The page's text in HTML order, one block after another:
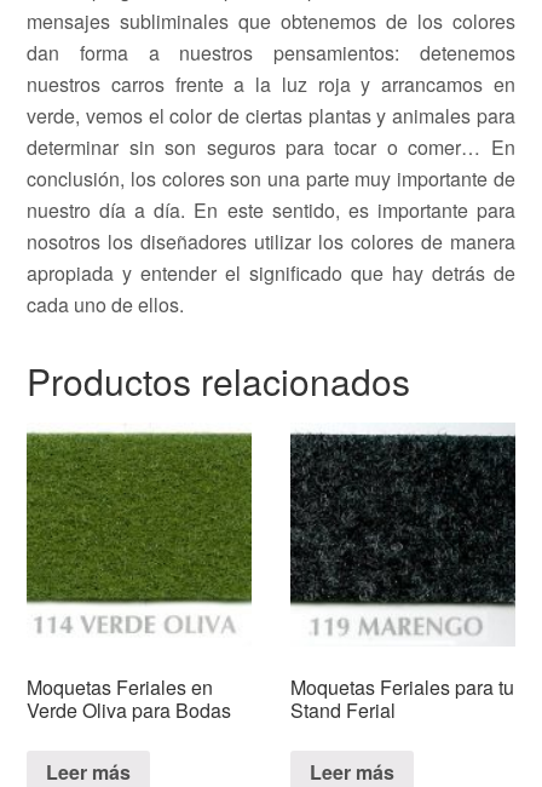
mensajes subliminales que obtenemos de los colores
dan forma a nuestros pensamientos: detenemos
nuestros carros frente a la luz roja y arrancamos en
verde, vemos el color de ciertas plantas y animales para
determinar sin son seguros para tocar o comer… En
conclusión, los colores son una parte muy importante de
nuestro día a día. En este sentido, es importante para
nosotros los diseñadores utilizar los colores de manera
apropiada y entender el significado que hay detrás de
cada uno de ellos.
Productos relacionados
Moquetas Feriales en
Verde Oliva para Bodas
Leer más
Moquetas Feriales para tu
Stand Ferial
Leer más